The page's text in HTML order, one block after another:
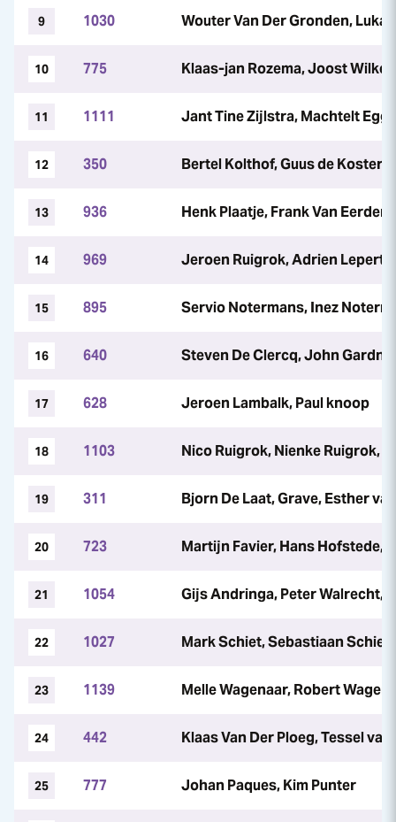
9 1030 Wouter Van Der Gronden,
10 775 Klaas-jan Rozema, Joost
11 1111 Jant Tine Zijlstra, Machtelt
12 350 Bertel Kolthof, Guus de Koster
13 936 Henk Plaatje, Frank Van
14 969 Jeroen Ruigrok, Adrien Lepert,
15 895 Servio Notermans, Inez
16 640 Steven De Clercq, John
17 628 Jeroen Lambalk, Paul knoop
18 1103 Nico Ruigrok, Nienke Ruigrok,
19 311 Bjorn De Laat, Grave, Esther
20 723 Martijn Favier, Hans Hofstede,
21 1054 Gijs Andringa, Peter Walrecht,
22 1027 Mark Schiet, Sebastiaan Schiet
23 1139 Melle Wagenaar, Robert
24 442 Klaas Van Der Ploeg, Tessel
25 777 Johan Paques, Kim Punter